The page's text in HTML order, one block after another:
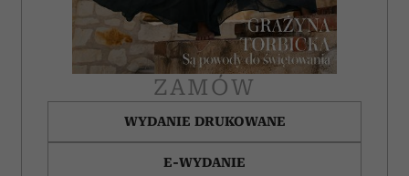
ZAMÓW
WYDANIE DRUKOWANE
E-WYDANIE